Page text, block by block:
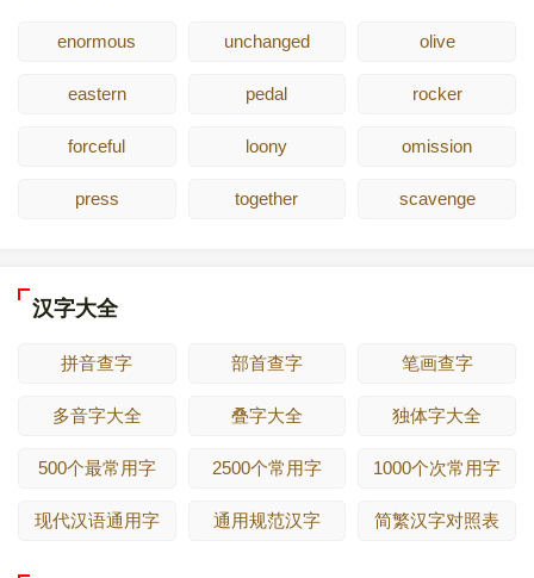
enormous unchanged olive
eastern pedal rocker
forceful loony omission
press together scavenge
汉字大全
拼音查字 部首查字 笔画查字
多音字大全 叠字大全 独体字大全
500个最常用字 2500个常用字 1000个次常用字
现代汉语通用字 通用规范汉字 简繁汉字对照表